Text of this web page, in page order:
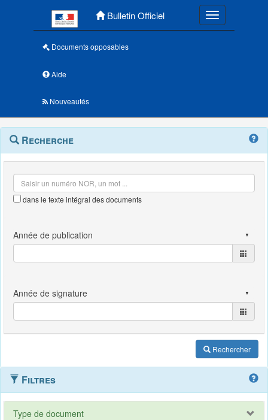
Bulletin Officiel Toggle
Documents opposables
Aide
Nouveautés
Navigation
outils
Menu
contextuel
Recherche
dans le texte intégral des documents
Rechercher
Filtres
Type de document